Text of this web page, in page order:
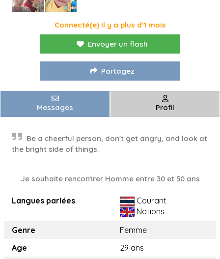
Connecté(e) il y a plus d'1 mois
Envoyer un flash
Partagez
Messages Profil
Be a cheerful person, don't get angry, and look at
the bright side of things.
Je souhaite rencontrer Homme entre 30 et 50 ans
Langues parlées
Courant
Notions
Genre
Femme
Age
29 ans